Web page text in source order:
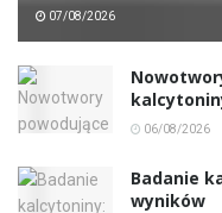
07/08/2026
06/08/2026
Badanie
wyników